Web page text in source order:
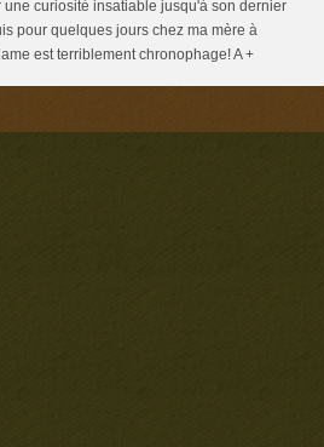
curiosité insatiable jusqu'à son dernier
pour quelques jours chez ma mère à
est terriblement chronophage! A +